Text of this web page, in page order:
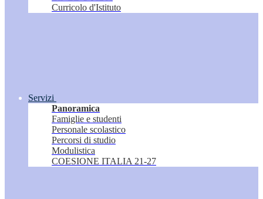
Curricolo d'Istituto
Servizi
Panoramica
Famiglie e studenti
Personale scolastico
Percorsi di studio
Modulistica
COESIONE ITALIA 21-27